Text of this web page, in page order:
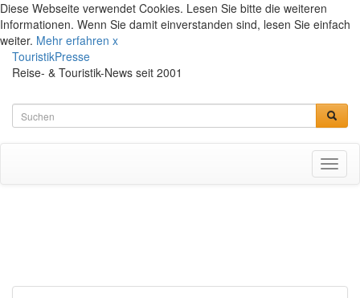
Diese Webseite verwendet Cookies. Lesen Sie bitte die weiteren
Informationen. Wenn Sie damit einverstanden sind, lesen Sie einfach
weiter. Mehr erfahren x
TouristikPresse
Reise- & Touristik-News seit 2001